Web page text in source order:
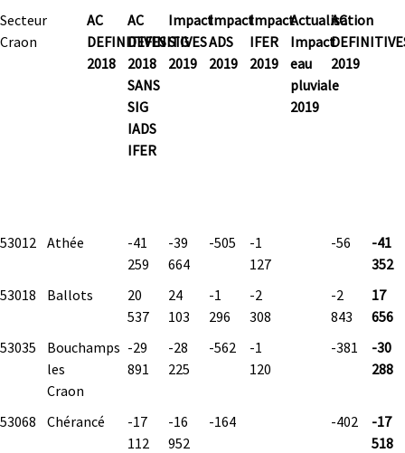
Secteur
Craon
AC
DEFINITIVES
2018
AC
DEFINITIVES
2018
SANS
SIG
IADS
IFER
Impact
SIG
2019
Impact
ADS
2019
Impact
IFER
2019
Actualisation
Impact
eau
pluviale
2019
AC
2019
53012 Athée
-41
259
-39
664
-505
-1
127
-56
-41
352
53018
Ballots
20
537
24
103
-1
296
-2
308
-2
843
17
656
53035
Bouchamps
les
Craon
-29
891
-28
225
-562
-1
120
-381
-30
288
53068 Chérancé
-17
112
-16
952
-164 -402
-17
518